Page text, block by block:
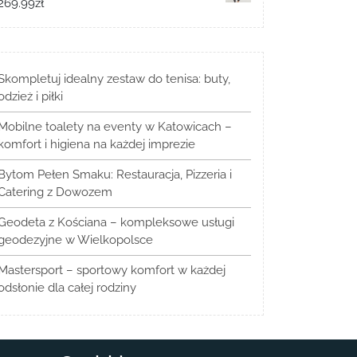
idealny zestaw do tenisa: buty,
i piłki
toalety na eventy w Katowicach –
i higiena na każdej imprezie
Pełen Smaku: Restauracja, Pizzeria i
z Dowozem
z Kościana – kompleksowe usługi
w Wielkopolsce
– sportowy komfort w każdej
dla całej rodziny